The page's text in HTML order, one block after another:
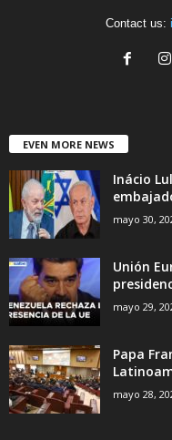
Contact us:
EVEN MORE NEWS
Inácio
mayo 30,
Unión
mayo 29,
Papa
mayo 28,